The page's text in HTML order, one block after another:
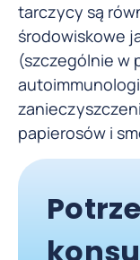
tarczycy są
środowiskowe
(szczególnie w
papierosów i